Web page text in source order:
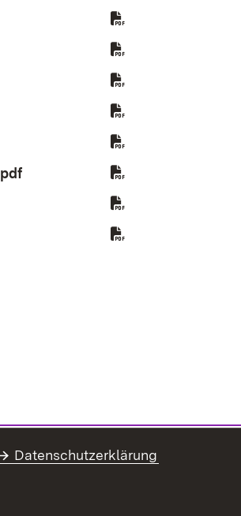
(Öffnet in neuem Fenster)
in neuem Fenster)
(Öffnet in neuem Fenster)
in neuem Fenster)
Datenschutzerklärung